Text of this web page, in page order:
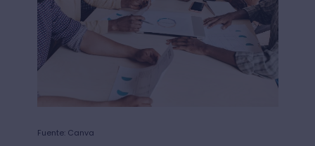
Fuente: Canva